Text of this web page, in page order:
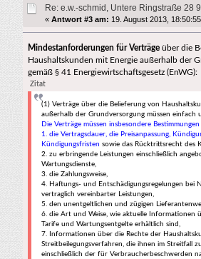
Re: e.w.-schmid, Untere Ringstraße 28
« Antwort #3 am: 19. August 2013,
Mindestanforderungen für Verträgeüber die
Haushaltskunden mit Energie außerhalb der
gemäß § 41 Energiewirtschaftsgesetz (EnWG):
Zitat
(1) Verträge über die Belieferung von
außerhalb der Grundversorgung müssen einfach
Die Verträge müssen insbesondere
1. die Vertragsdauer, die Preisanpassung,
Kündigungsfristen sowie das Rücktrittsrecht des
2. zu erbringende Leistungen einschließlich
Wartungsdienste,
3. die Zahlungsweise,
4. Haftungs- und Entschädigungsregelungen bei
vertraglich vereinbarter Leistungen,
5. den unentgeltlichen und zügigen
6. die Art und Weise, wie aktuelle Informationen
Tarife und Wartungsentgelte erhältlich sind,
7. Informationen über die Rechte der
Streitbeilegungsverfahren, die ihnen im Streitfall
einschließlich der für Verbraucherbeschwerden